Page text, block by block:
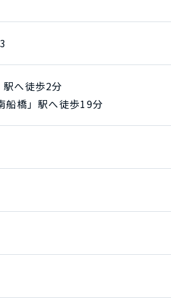
へ徒歩2分
船橋」駅へ徒歩19分